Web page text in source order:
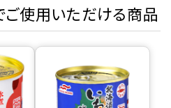
ご使用いただける商品